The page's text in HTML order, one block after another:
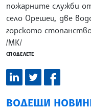
пожарните служби
село Орешец, две
горското
/МК/
СПОДЕЛЕТЕ
ВОДЕЩИ